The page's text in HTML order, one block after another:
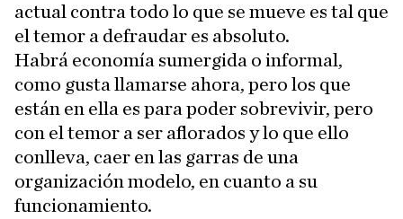
actual contra todo lo que se mueve es tal que
el temor a defraudar es absoluto.
Habrá economía sumergida o informal,
como gusta llamarse ahora, pero los que
están en ella es para poder sobrevivir, pero
con el temor a ser aflorados y lo que ello
conlleva, caer en las garras de una
organización modelo, en cuanto a su
funcionamiento.